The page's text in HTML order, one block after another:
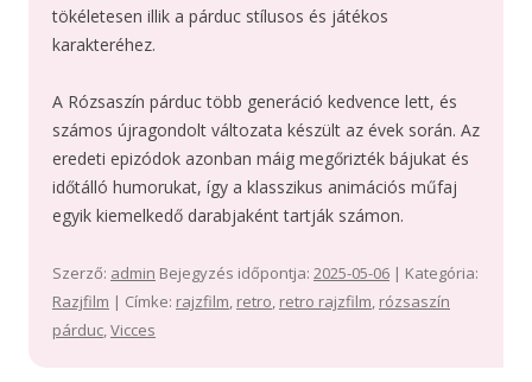
tökéletesen illik a párduc stílusos és játékos
karakteréhez.
A Rózsaszín párduc több generáció kedvence lett, és
számos újragondolt változata készült az évek során. Az
eredeti epizódok azonban máig megőrizték bájukat és
időtálló humorukat, így a klasszikus animációs műfaj
egyik kiemelkedő darabjaként tartják számon.
Szerző: admin Bejegyzés időpontja: 2025-05-06 | Kategória:
Razjfilm | Címke: rajzfilm, retro, retro rajzfilm, rózsaszín
párduc,Vicces